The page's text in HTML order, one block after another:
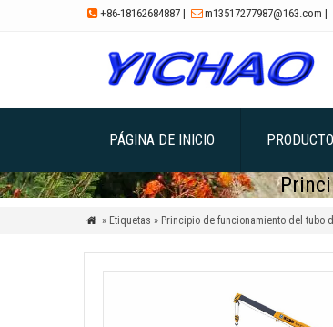
 +86-18162684887 | m13517277987@163.com |
PÁGINA DE INICIO
 » Etiquetas » Principio de funcionamiento del tubo